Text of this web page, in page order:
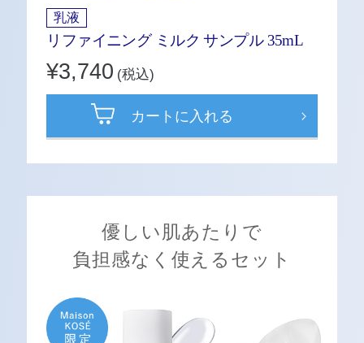
乳液
リファイニング ミルク サンプル 35mL
¥3,740 (税込)
カートに入れる
優しい肌あたりで
負担感なく使えるセット